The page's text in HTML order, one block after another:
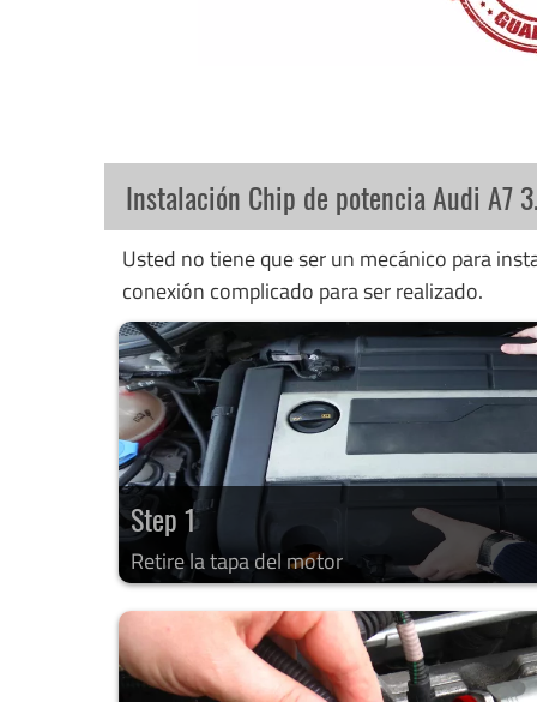
Instalación Chip de potencia Audi A7
Usted no tiene que ser un mecánico para
conexión complicado para ser realizado.
Step 1
Retire la tapa del motor